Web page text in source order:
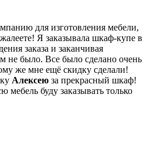
для изготовления мебели,
Я заказывала шкаф-купе в
заказа и заканчивая
не было. Все было сделано очень
же мне ещё скидку сделали!
Алексею за прекрасный шкаф!
мебель буду заказывать только